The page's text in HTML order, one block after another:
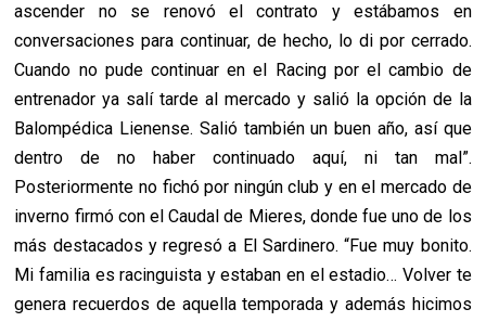
ascender no se renovó el contrato y estábamos en
conversaciones para continuar, de hecho, lo di por cerrado.
Cuando no pude continuar en el Racing por el cambio de
entrenador ya salí tarde al mercado y salió la opción de la
Balompédica Lienense. Salió también un buen año, así que
dentro de no haber continuado aquí, ni tan mal”.
Posteriormente no fichó por ningún club y en el mercado de
inverno firmó con el Caudal de Mieres, donde fue uno de los
más destacados y regresó a El Sardinero. “Fue muy bonito.
Mi familia es racinguista y estaban en el estadio… Volver te
genera recuerdos de aquella temporada y además hicimos